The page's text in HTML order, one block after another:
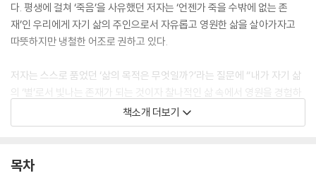
다. 평생에 걸쳐 ‘죽음’을 사유했던 저자는 ‘언젠가 죽을 수밖에 없는 존
재’인 우리에게 자기 삶의 주인으로서 자유롭고 영원한 삶을 살아가자고
따뜻하지만 냉철한 어조로 권하고 있다.
저자는 스스로 품었던 ‘삶의 목적은 무엇일까?’라는 질문에 “내가 자기 삶
의 ‘별’로서 빛나는 존재가 되는 것이자 찰나적인 삶 속에서 영원을 경험하
는 것이다”라고 답한다. ‘죽음’이라는 태생적 한계를 가진 ‘나’라는 인간 존
재가 한 마리 작은 물고기 곤(鯤)이 억겁의 축적을 통해 대붕(大鵬)으로
는 세계를 ‘지적 탐구의 대상’이 아닌 철학적 사유와 실천을 통한 직접적인
책소개 더보기
목차